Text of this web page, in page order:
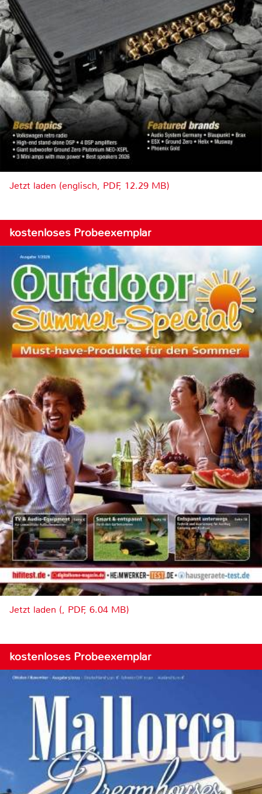
Jetzt laden (englisch, PDF, 12.29 MB)
kostenloses Probeexemplar
Jetzt laden (, PDF, 6.04 MB)
kostenloses Probeexemplar